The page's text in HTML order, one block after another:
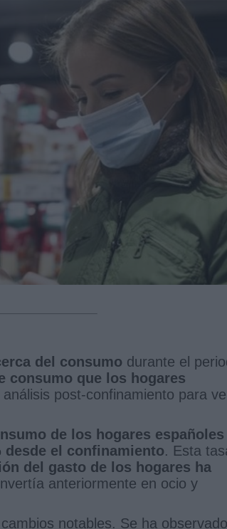
del consumo durante el
consumo que los hogares
post-confinamiento para
de los hogares españoles
desde el confinamiento. Esta
del gasto de los hogares ha
anteriormente en ocio y
notables. Se ha observado